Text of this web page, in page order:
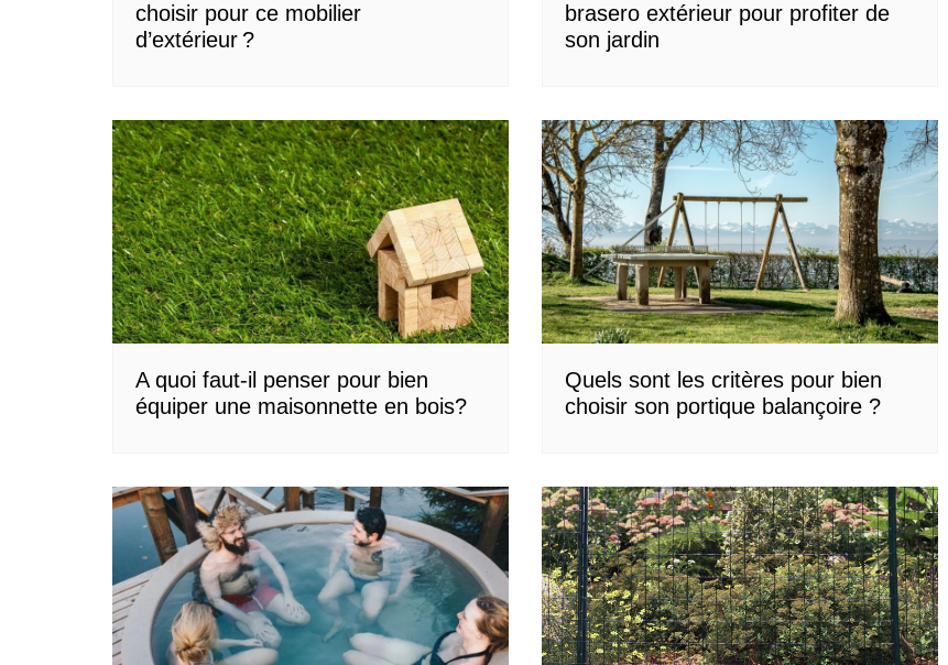
choisir pour ce mobilier
d’extérieur ?
brasero extérieur pour profiter de
son jardin
A quoi faut-il penser pour bien
équiper une maisonnette en bois?
Quels sont les critères pour bien
choisir son portique balançoire ?